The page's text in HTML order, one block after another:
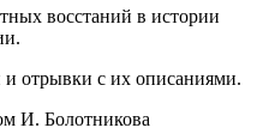
восстаний в истории
и отрывки с их описаниями.
И. Болотникова